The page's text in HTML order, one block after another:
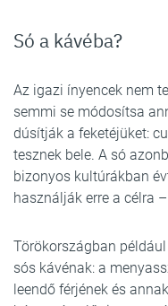
Só a kávéba?
Az igazi ínyencek nem
semmi se módosítsa
dúsítják a feketéjüket:
tesznek bele. A só
bizonyos kultúrákban
használják erre a célra
Törökországban
sós kávénak: a
leendő férjének és